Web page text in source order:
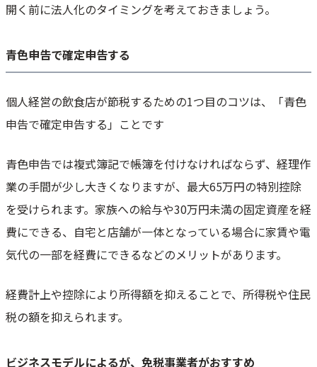
開く前に法人化のタイミングを考えておきましょう。
青色申告で確定申告する
個人経営の飲食店が節税するための1つ目のコツは、「青色
申告で確定申告する」ことです
青色申告では複式簿記で帳簿を付けなければならず、経理作
業の手間が少し大きくなりますが、最大65万円の特別控除
を受けられます。家族への給与や30万円未満の固定資産を経
費にできる、自宅と店舗が一体となっている場合に家賃や電
気代の一部を経費にできるなどのメリットがあります。
経費計上や控除により所得額を抑えることで、所得税や住民
税の額を抑えられます。
ビジネスモデルによるが、免税事業者がおすすめ